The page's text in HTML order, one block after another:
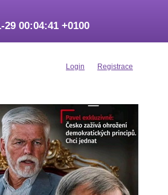
29 00:04:41 +0100
Login Registrace